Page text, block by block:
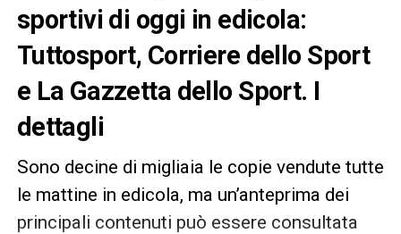
sportivi di oggi in edicola:
Tuttosport, Corriere dello Sport
e La Gazzetta dello Sport. I
dettagli
Sono decine di migliaia le copie vendute tutte
le mattine in edicola, ma un’anteprima dei
principali contenuti può essere consultata